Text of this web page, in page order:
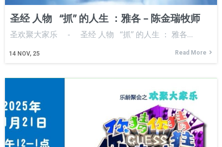
圣经 人物 “抓” 的人生 ：雅各 – 陈金瑞牧师
14 NOV, 25
圣欢聚大家乐 - 圣经 人物 “抓” 的人生 ： 雅各…
Read More